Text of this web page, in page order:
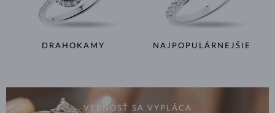
DRAHOKAMY NAJPOPULÁRNEJŠIE
VERNOSŤ SA VYPLÁCA